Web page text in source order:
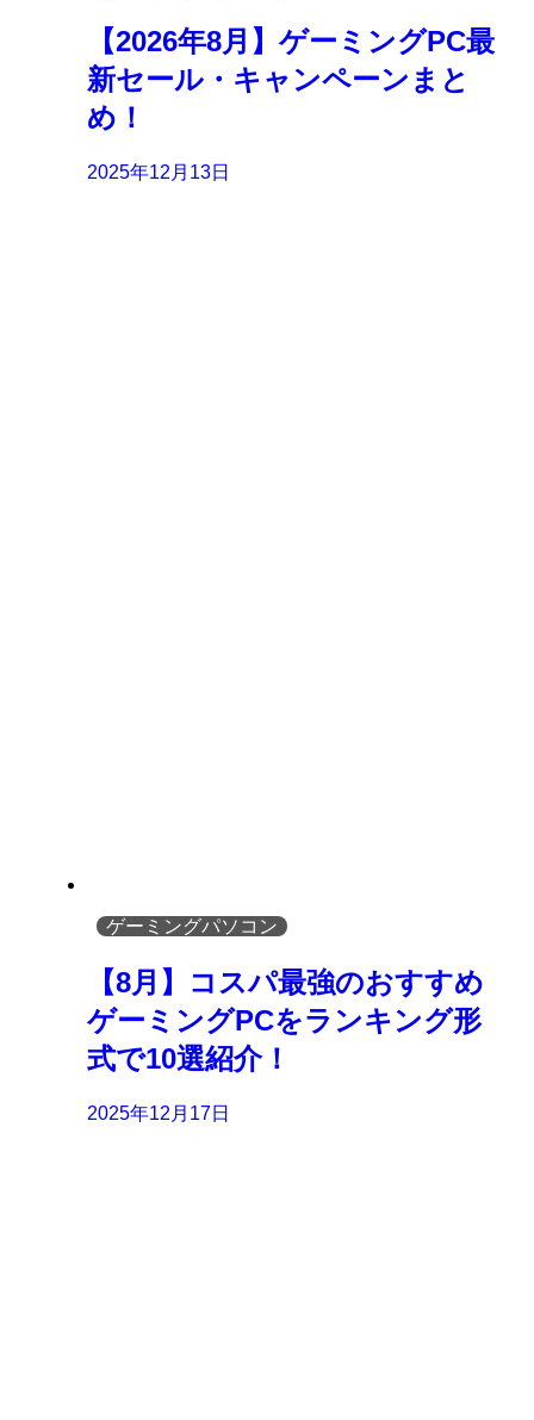
【2026年8月】ゲーミングPC最
新セール・キャンペーンまと
め！
2025年12月13日
ゲーミングパソコン
【8月】コスパ最強のおすすめ
ゲーミングPCをランキング形
式で10選紹介！
2025年12月17日